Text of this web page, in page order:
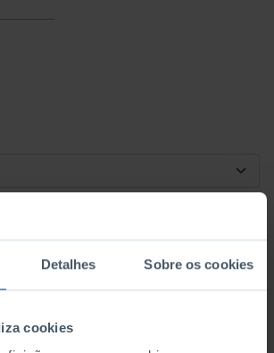
Detalhes Sobre os cookies
cookies